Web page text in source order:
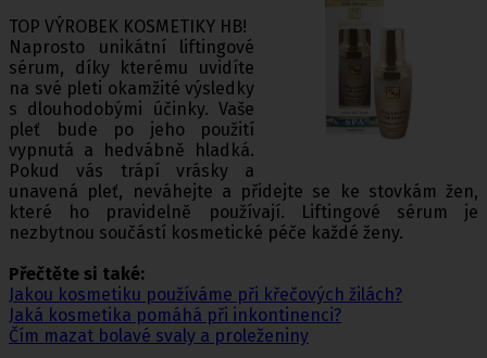
TOP VÝROBEK KOSMETIKY HB!
Naprosto unikátní liftingové
sérum, díky kterému uvidíte
na své pleti okamžité výsledky
s dlouhodobými účinky. Vaše
pleť bude po jeho použití
vypnutá a hedvábně hladká.
Pokud vás trápí vrásky a
unavená pleť, neváhejte a přidejte se ke stovkám žen,
které ho pravidelně používají. Liftingové sérum je
nezbytnou součástí kosmetické péče každé ženy.
Přečtěte si také:
Jakou kosmetiku používáme při křečových žilách?
Jaká kosmetika pomáhá při inkontinenci?
Čím mazat bolavé svaly a proleženiny